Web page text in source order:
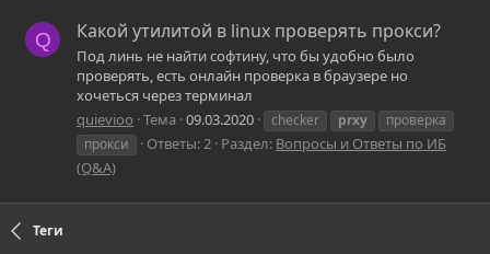
Q Какой утилитой в linux проверять прокси?
Под линь не найти софтину, что бы удобно было
проверять, есть онлайн проверка в браузере но
хочеться через терминал
quievioo Тема 09.03.2020 checker prxy
проверка
прокси
Ответы: 2 Раздел: Вопросы и Ответы по ИБ
(Q&A)
Теги